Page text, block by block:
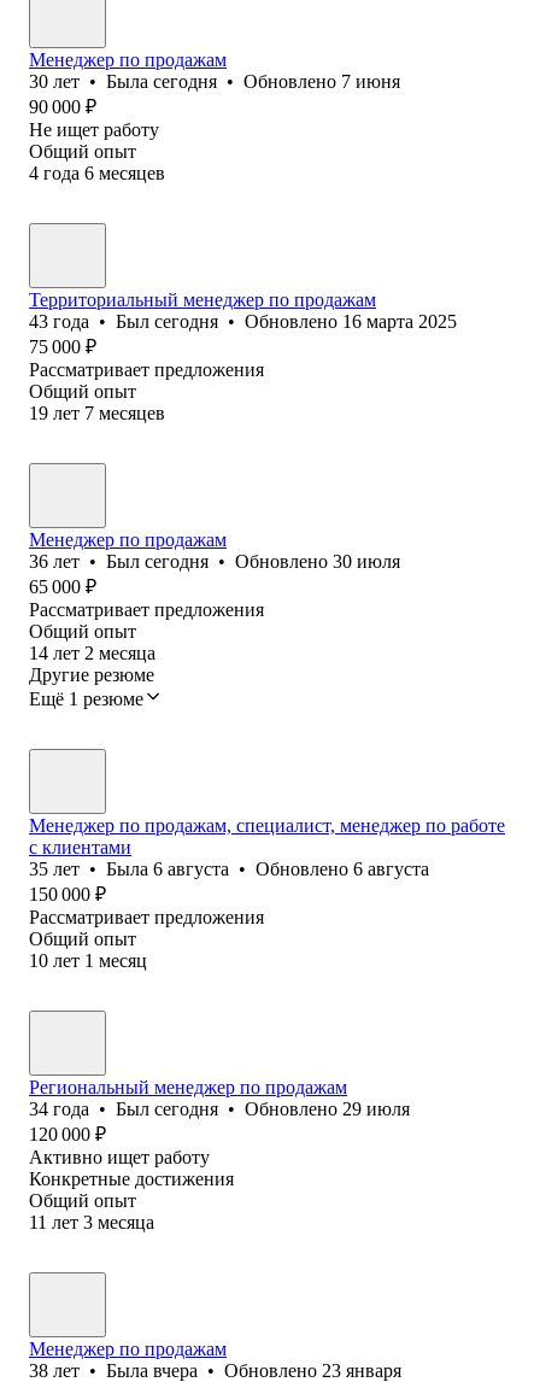
Менеджер по продажам
30 лет • Была сегодня • Обновлено 7 июня
90 000 ₽
Не ищет работу
Общий опыт
4 года 6 месяцев
Территориальный менеджер по продажам
43 года • Был сегодня • Обновлено 16 марта 2025
75 000 ₽
Рассматривает предложения
Общий опыт
19 лет 7 месяцев
Менеджер по продажам
36 лет • Был сегодня • Обновлено 30 июля
65 000 ₽
Рассматривает предложения
Общий опыт
14 лет 2 месяца
Другие резюме
Ещё 1 резюме
Менеджер по продажам, специалист, менеджер по работе
с клиентами
35 лет • Была 6 августа • Обновлено 6 августа
150 000 ₽
Рассматривает предложения
Общий опыт
10 лет 1 месяц
Региональный менеджер по продажам
34 года • Был сегодня • Обновлено 29 июля
120 000 ₽
Активно ищет работу
Конкретные достижения
Общий опыт
11 лет 3 месяца
Менеджер по продажам
38 лет • Была вчера • Обновлено 23 января